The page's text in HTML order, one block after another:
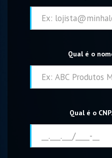
Qual é o
Qual é o